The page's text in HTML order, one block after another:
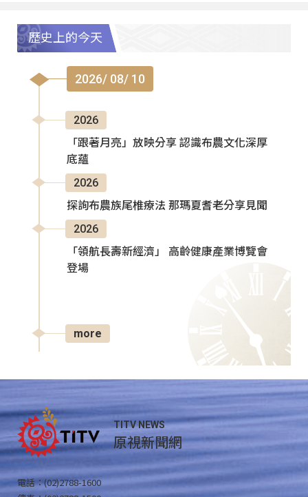
歷史上的今天
2026/ 08/ 10
2026
「跟著月亮」放映分享 認識布農文化深厚
底蘊
2026
探詢布農族尾椎療法 那瑪夏耆老分享見聞
2026
「領航長壽新經濟」 高齡健康產業博覽會
登場
more
TITV NEWS
原視新聞網
電話：(02)2788-1600